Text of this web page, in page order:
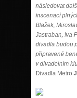
následovat
inscenací
Blažek,
Jastraban, Iva
divadla budou
připravené
v divadelním
Divadla Metro